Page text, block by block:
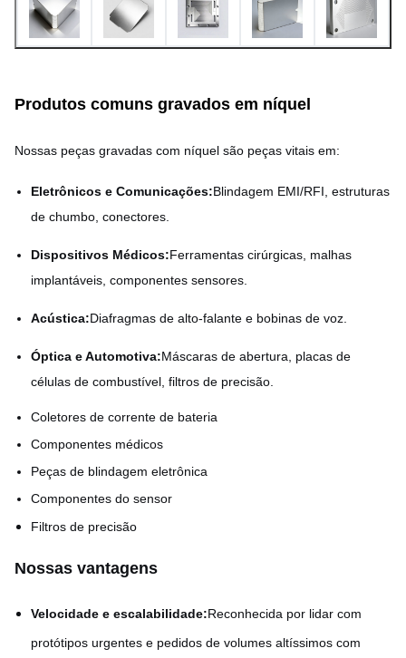
Processo Foto-Gravação Química
Protótipo Suportado
Produtos comuns gravados em níquel
Nossas peças gravadas com níquel são peças vitais em:
Eletrônicos e Comunicações:Blindagem EMI/RFI, estruturas
de chumbo, conectores.
Dispositivos Médicos:Ferramentas cirúrgicas, malhas
implantáveis, componentes sensores.
Acústica:Diafragmas de alto-falante e bobinas de voz.
Óptica e Automotiva:Máscaras de abertura, placas de
células de combustível, filtros de precisão.
Coletores de corrente de bateria
Componentes médicos
Peças de blindagem eletrônica
Componentes do sensor
Filtros de precisão
Nossas vantagens
Velocidade e escalabilidade:Reconhecida por lidar com
protótipos urgentes e pedidos de volumes altíssimos com